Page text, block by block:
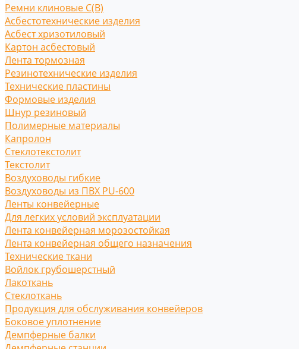
Ремни клиновые С(B)
Асбестотехнические изделия
Асбест хризотиловый
Картон асбестовый
Лента тормозная
Резинотехнические изделия
Технические пластины
Формовые изделия
Шнур резиновый
Полимерные материалы
Капролон
Стеклотекстолит
Текстолит
Воздуховоды гибкие
Воздуховоды из ПВХ PU-600
Ленты конвейерные
Для легких условий эксплуатации
Лента конвейерная морозостойкая
Лента конвейерная общего назначения
Технические ткани
Войлок грубошерстный
Лакоткань
Стеклоткань
Продукция для обслуживания конвейеров
Боковое уплотнение
Демпферные балки